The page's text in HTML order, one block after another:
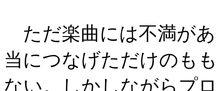
ただ楽曲には不満が
当につなげただけのも
ない。しかしながらプ